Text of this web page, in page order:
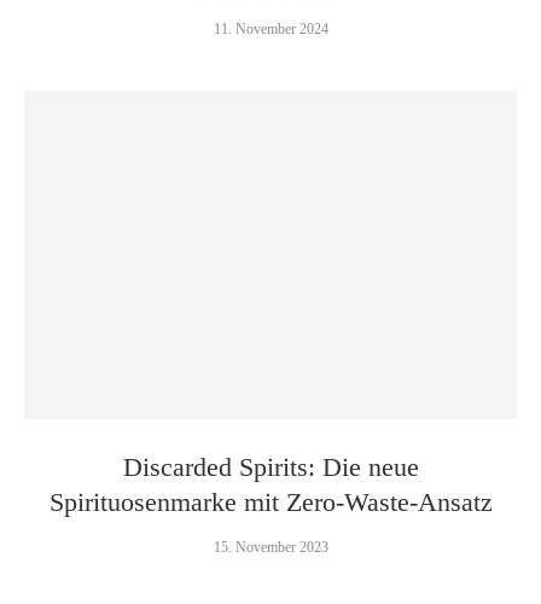
11. November 2024
Discarded Spirits: Die neue
Spirituosenmarke mit Zero-Waste-Ansatz
15. November 2023